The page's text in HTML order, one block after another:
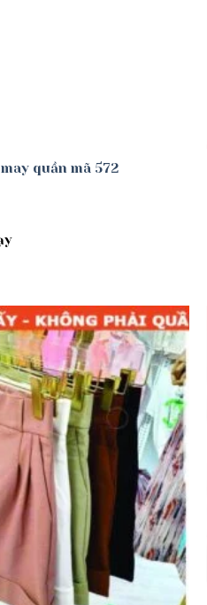
quần mã 572
Add to
wishlist